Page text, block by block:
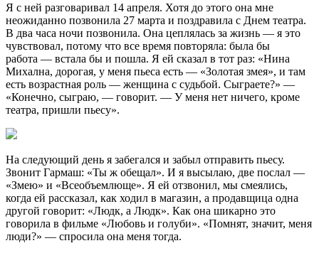
Я с ней разговаривал 14 апреля. Хотя до этого она мне
неожиданно позвонила 27 марта и поздравила с Днем театра.
В два часа ночи позвонила. Она цеплялась за жизнь — я это
чувствовал, потому что все время повторяла: была бы
работа — встала бы и пошла. Я ей сказал в тот раз: «Нина
Михална, дорогая, у меня пьеса есть — «Золотая змея», и там
есть возрастная роль — женщина с судьбой. Сыграете?» —
«Конечно, сыграю, — говорит. — У меня нет ничего, кроме
театра, пришли пьесу».
На следующий день я забегался и забыл отправить пьесу.
Звонит Гармаш: «Ты ж обещал». И я высылаю, две послал —
«Змею» и «Всеобъемлюще». Я ей отзвонил, мы смеялись,
когда ей рассказал, как ходил в магазин, а продавщица одна
другой говорит: «Людк, а Людк». Как она шикарно это
говорила в фильме «Любовь и голуби». «Помнят, значит, меня
люди?» — спросила она меня тогда.